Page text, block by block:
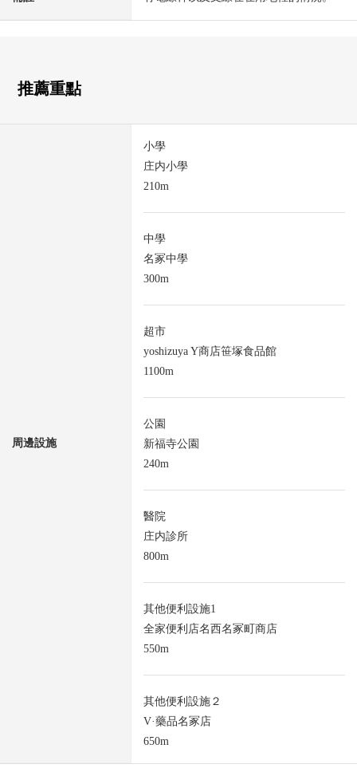
推薦重點
周邊設施
小學
庄内小學
210m
中學
名冢中學
300m
超市
yoshizuya Y商店笹塚食品館
1100m
公園
新福寺公園
240m
醫院
庄内診所
800m
其他便利設施1
全家便利店名西名冢町商店
550m
其他便利設施２
V·藥品名冢店
650m